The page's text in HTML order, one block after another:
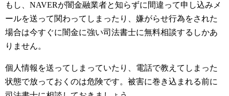
もし、NAVERが闇金融業者と知らずに間違って申し込みメ
ールを送って関わってしまったり、嫌がらせ行為をされた
場合は今すぐに闇金に強い司法書士に無料相談するしかあ
りません。
個人情報を送ってしまっていたり、電話で教えてしまった
状態で放っておくのは危険です。被害に巻き込まれる前に